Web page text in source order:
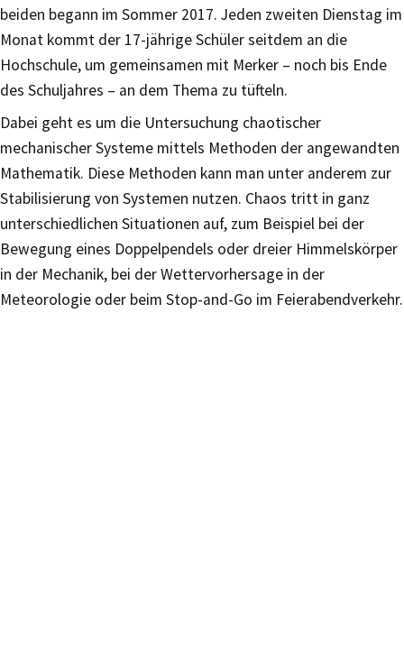
beiden begann im Sommer 2017. Jeden zweiten Dienstag im
Monat kommt der 17-jährige Schüler seitdem an die
Hochschule, um gemeinsamen mit Merker – noch bis Ende
des Schuljahres – an dem Thema zu tüfteln.
Dabei geht es um die Untersuchung chaotischer
mechanischer Systeme mittels Methoden der angewandten
Mathematik. Diese Methoden kann man unter anderem zur
Stabilisierung von Systemen nutzen. Chaos tritt in ganz
unterschiedlichen Situationen auf, zum Beispiel bei der
Bewegung eines Doppelpendels oder dreier Himmelskörper
in der Mechanik, bei der Wettervorhersage in der
Meteorologie oder beim Stop-and-Go im Feierabendverkehr.